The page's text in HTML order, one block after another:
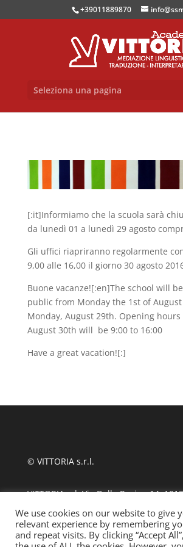
+39011889870
Seleziona una pagina
[:it]Informiamo che la scuola sarà
da lunedì 01 a lunedì 29 agosto
Gli uffici riapriranno regolarmente
9,00 alle 16,00 il giorno 30 agosto
Buone vacanze![:en]The school will
public from Monday the 1st of
Monday, August 29th. Opening hours
August 30th will be 9:00 to 16:00
Have a great vacation![:]
© VITTORIA s.r.l.
VITTORIA srl, Via Delle Rosine 14,
11124480010
tel +39 011 889870| fax 011 8123486
We use cookies on our website to give
relevant experience by remembering
and repeat visits. By clicking “Accept